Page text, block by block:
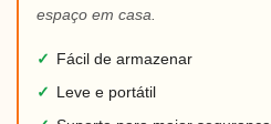
espaço em casa.
✓
Fácil de armazenar
✓
Leve e portátil